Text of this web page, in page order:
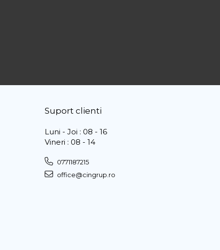
Suport clienti
Luni - Joi : 08 - 16
Vineri : 08 - 14
0771187215
office@cingrup.ro